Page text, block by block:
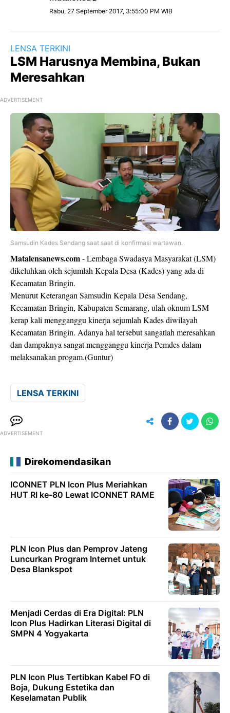
Rabu, 27 September 2017, 3:55:00 PM WIB
LENSA TERKINI
LSM Harusnya Membina, Bukan
Meresahkan
ADVERTISEMENT
Samsudin Kades Sendang saat saat di konfirmasi wartawan.
Matalensanews.com- Lembaga Swadasya Masyarakat (LSM)
dikeluhkan oleh sejumlah Kepala Desa (Kades) yang ada di
Kecamatan Bringin.
Menurut Keterangan Samsudin Kepala Desa Sendang,
Kecamatan Bringin, Kabupaten Semarang, ulah oknum LSM
kerap kali mengganggu kinerja sejumlah Kades diwilayah
Kecamatan Bringin. Adanya hal tersebut sangatlah meresahkan
dan dampaknya sangat mengganggu kinerja Pemdes dalam
melaksanakan progam.(Guntur)
LENSA TERKINI
ADVERTISEMENT
Direkomendasikan
ICONNET PLN Icon Plus Meriahkan
HUT RI ke-80 Lewat ICONNET RAME
PLN Icon Plus dan Pemprov Jateng
Luncurkan Program Internet untuk
Desa Blankspot
Menjadi Cerdas di Era Digital: PLN
Icon Plus Hadirkan Literasi Digital di
SMPN 4 Yogyakarta
PLN Icon Plus Tertibkan Kabel FO di
Boja, Dukung Estetika dan
Keselamatan Publik